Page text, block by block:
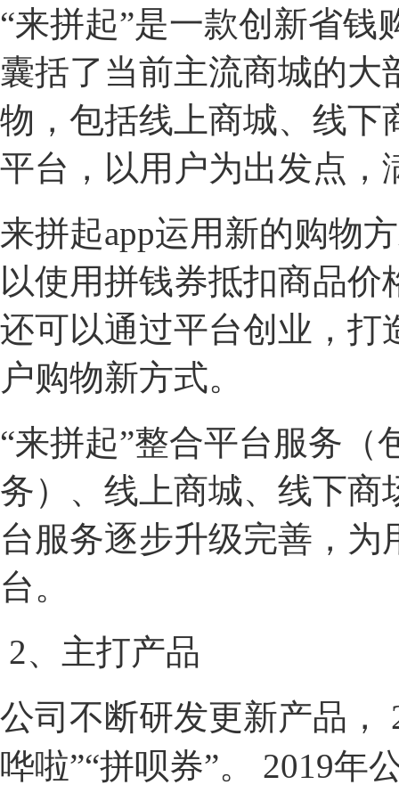
​“来拼起”是一款创新省钱
囊括了当前主流商城的
物，包括线上商城、线下
平台，以用户为出发点，
来拼起app运用新的购物
以使用拼钱券抵扣商品
还可以通过平台创业，打
户购物新方式。
“来拼起”整合平台服务
务）、线上商城、线下商
台服务逐步升级完善，
台。
2、主打产品
公司不断研发更新产品，
哗啦”“拼呗券”。
2019年